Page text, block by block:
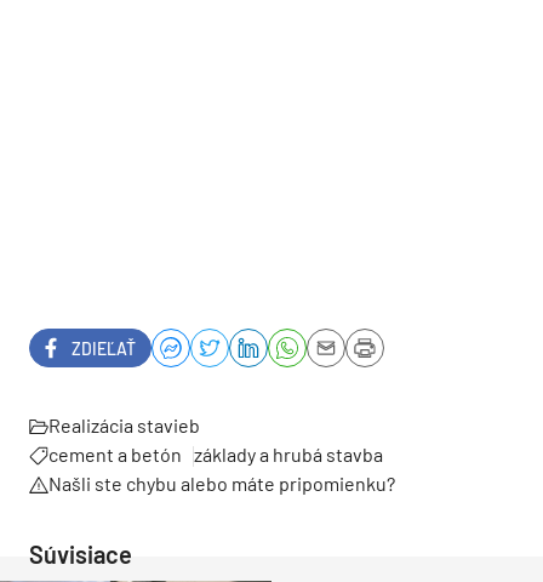
ZDIEĽAŤ
Realizácia stavieb
cement a betón základy a hrubá stavba
Našli ste chybu alebo máte pripomienku?
Súvisiace